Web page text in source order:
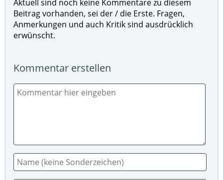
Aktuell sind noch keine Kommentare zu diesem
Beitrag vorhanden, sei der / die Erste. Fragen,
Anmerkungen und auch Kritik sind ausdrücklich
erwünscht.
Kommentar erstellen